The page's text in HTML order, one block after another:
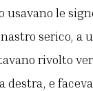
le
serico, a
rivolto
e